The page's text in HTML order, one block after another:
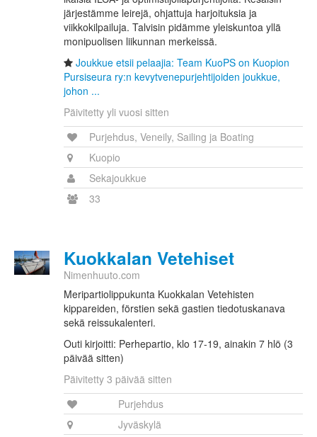
järjestämme leirejä, ohjattuja harjoituksia ja
viikkokilpailuja. Talvisin pidämme yleiskuntoa yllä
monipuolisen liikunnan merkeissä.
Joukkue etsii pelaajia: Team KuoPS on Kuopion
Pursiseura ry:n kevytvenepurjehtijoiden joukkue,
johon ...
Päivitetty yli vuosi sitten
Purjehdus, Veneily, Sailing ja Boating
Kuopio
Sekajoukkue
33
Kuokkalan Vetehiset
Nimenhuuto.com
Meripartiolippukunta Kuokkalan Vetehisten
kippareiden, förstien sekä gastien tiedotuskanava
sekä reissukalenteri.
Outi kirjoitti: Perhepartio, klo 17-19, ainakin 7 hlö (3
päivää sitten)
Päivitetty 3 päivää sitten
Purjehdus
Jyväskylä